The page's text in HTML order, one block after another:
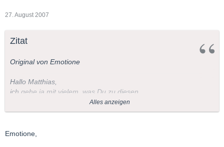
27. August 2007
Zitat
Original von Emotione
Hallo Matthias,
ich gehe ja mit vielem, was Du zu diesen
Thread einbringst, konform. Jetzt möchte ich aber doch mal
intervenieren. Vertrittst Du denn allen Ernstes die Meinung,
Autoren resp. Komponisten erschließen? In diesem Falle wäre
Alles anzeigen
Emotione,